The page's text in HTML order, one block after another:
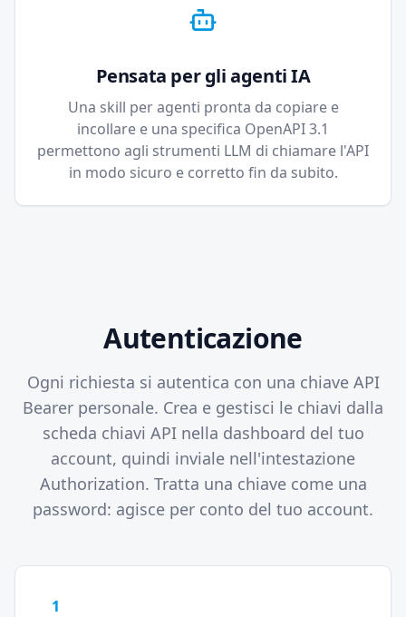
Pensata per gli agenti IA
Una skill per agenti pronta da copiare e
incollare e una specifica OpenAPI 3.1
permettono agli strumenti LLM di chiamare l'API
in modo sicuro e corretto fin da subito.
Autenticazione
Ogni richiesta si autentica con una chiave API
Bearer personale. Crea e gestisci le chiavi dalla
scheda chiavi API nella dashboard del tuo
account, quindi inviale nell'intestazione
Authorization. Tratta una chiave come una
password: agisce per conto del tuo account.
1